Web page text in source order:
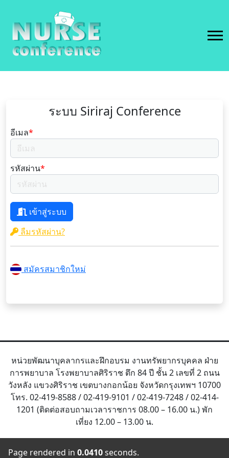
ระบบ Siriraj Conference
อีเมล*
รหัสผ่าน*
เข้าสู่ระบบ
ลืมรหัสผ่าน?
สมัครสมาชิกใหม่
หน่วยพัฒนาบุคลากรและฝึกอบรม งานทรัพยากรบุคคล ฝ่าย
การพยาบาล โรงพยาบาลศิริราช ตึก 84 ปี ชั้น 2 เลขที่ 2 ถนน
วังหลัง แขวงศิริราช เขตบางกอกน้อย จังหวัดกรุงเทพฯ 10700
โทร. 02-419-8588 / 02-419-9101 / 02-419-7248 / 02-414-
1201 (ติดต่อสอบถามเวลาราชการ 08.00 – 16.00 น.) พัก
เที่ยง 12.00 – 13.00 น.
Page rendered in 0.0410seconds.